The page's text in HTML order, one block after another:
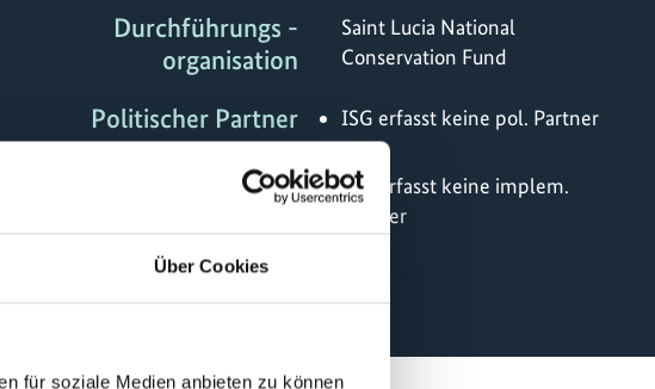
Über Cookies
für soziale Medien anbieten zu können
Durchführungs -
organisation
Saint Lucia National
Conservation Fund
Politischer Partner ISG erfasst keine pol. Partner
Durchführungspartner
ISG erfasst keine implem.
Partner
Online